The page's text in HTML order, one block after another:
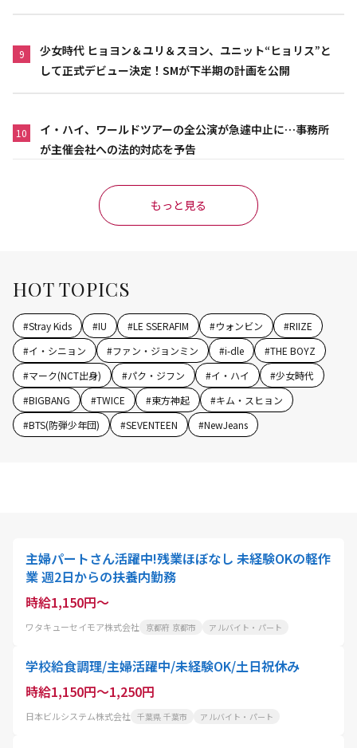
9
少女時代 ヒョヨン＆ユリ＆スヨン、ユニット“ヒョリス”と
して正式デビュー決定！SMが下半期の計画を公開
10
イ・ハイ、ワールドツアーの全公演が急遽中止に…事務所
が主催会社への法的対応を予告
もっと見る
HOT TOPICS
#Stray Kids #IU #LE SSERAFIM #ウォンビン #RIIZE
#イ・シニョン #ファン・ジョンミン #i-dle #THE BOYZ
#マーク(NCT出身) #パク・ジフン #イ・ハイ #少女時代
#BIGBANG #TWICE #東方神起 #キム・スヒョン
#BTS(防弾少年団) #SEVENTEEN #NewJeans
主婦パートさん活躍中!残業ほぼなし 未経験OKの軽作
業 週2日からの扶養内勤務
時給1,150円～
ワタキューセイモア株式会社 京都府 京都市 アルバイト・パート
学校給食調理/主婦活躍中/未経験OK/土日祝休み
時給1,150円～1,250円
日本ビルシステム株式会社 千葉県 千葉市 アルバイト・パート